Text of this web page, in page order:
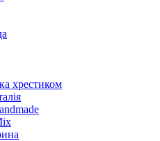
хрестиком